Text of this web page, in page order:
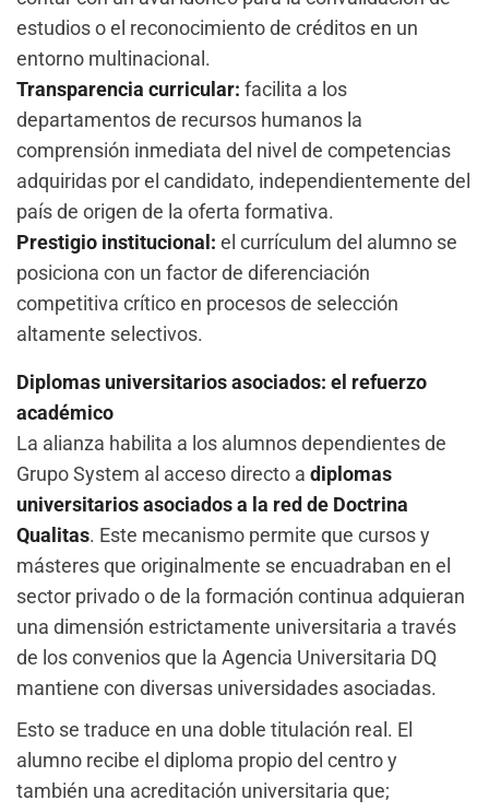
estudios o el reconocimiento de créditos en un
entorno multinacional.
Transparencia curricular: facilita a los
departamentos de recursos humanos la
comprensión inmediata del nivel de competencias
adquiridas por el candidato, independientemente del
país de origen de la oferta formativa.
Prestigio institucional: el currículum del alumno se
posiciona con un factor de diferenciación
competitiva crítico en procesos de selección
altamente selectivos.
Diplomas universitarios asociados: el refuerzo
académico
La alianza habilita a los alumnos dependientes de
Grupo System al acceso directo a diplomas
universitarios asociados a la red de Doctrina
Qualitas. Este mecanismo permite que cursos y
másteres que originalmente se encuadraban en el
sector privado o de la formación continua adquieran
una dimensión estrictamente universitaria a través
de los convenios que la Agencia Universitaria DQ
mantiene con diversas universidades asociadas.
Esto se traduce en una doble titulación real. El
alumno recibe el diploma propio del centro y
también una acreditación universitaria que;